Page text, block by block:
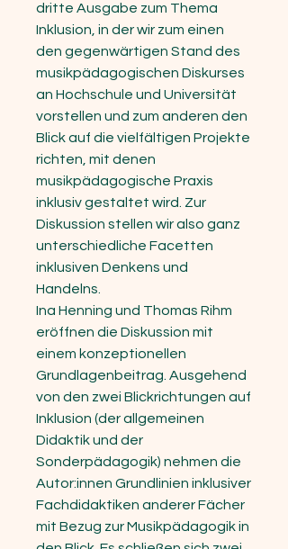
dritte Ausgabe zum Thema
Inklusion, in der wir zum einen
den gegenwärtigen Stand des
musikpädagogischen Diskurses
an Hochschule und Universität
vorstellen und zum anderen den
Blick auf die vielfältigen Projekte
richten, mit denen
musikpädagogische Praxis
inklusiv gestaltet wird. Zur
Diskussion stellen wir also ganz
unterschiedliche Facetten
inklusiven Denkens und
Handelns.
Ina Henning und Thomas Rihm
eröffnen die Diskussion mit
einem konzeptionellen
Grundlagenbeitrag. Ausgehend
von den zwei Blickrichtungen auf
Inklu­sion (der allgemeinen
Didaktik und der
Sonderpädagogik) nehmen die
Autor:innen Grundlinien inklusiver
Fachdidaktiken anderer Fächer
mit Bezug zur Musikpädagogik in